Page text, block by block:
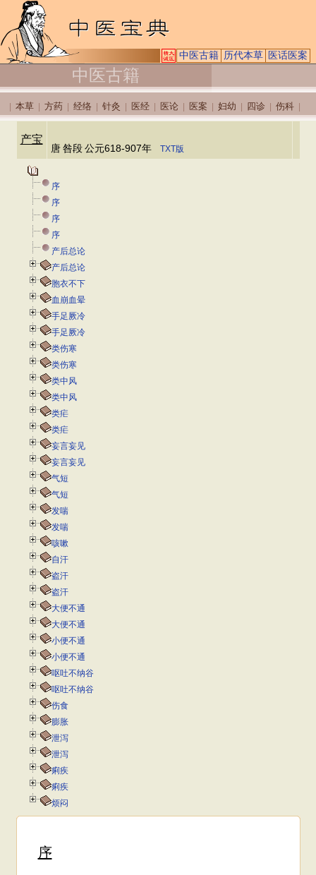
中医古籍 历代本草 医话医案
中医古籍
本草 方药 经络 针灸 医经 医论 医案 妇幼 四诊 伤科
产宝
唐 咎段 公元618-907年 TXT版
序
序
序
序
产后总论
产后总论
胞衣不下
血崩血晕
手足厥冷
手足厥冷
类伤寒
类伤寒
类中风
类中风
类疟
类疟
妄言妄见
妄言妄见
气短
气短
发喘
发喘
咳嗽
自汗
盗汗
盗汗
大便不通
大便不通
小便不通
小便不通
呕吐不纳谷
呕吐不纳谷
伤食
膨胀
泄泻
泄泻
痢疾
痢疾
烦闷